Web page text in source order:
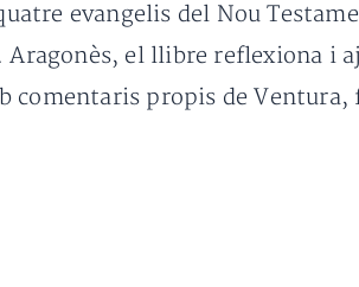
evangelis del Nou
Aragonès, el llibre reflexiona i
comentaris propis de